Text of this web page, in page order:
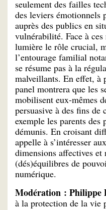
seulement des failles
des leviers émotionnels
auprès des publics en
vulnérabilité. Face à
lumière le rôle crucial,
l’entourage familial
se résume pas à la
malveillants. En effet, à
panel montrera que les
mobilisent eux-mêmes
persuasive à des fins de
exemple les parents
démunis. En croisant
appelle à s’intéresser
dimensions affectives
(dés)équilibres de
numérique.
Modération : Philippe
à la protection de la vie